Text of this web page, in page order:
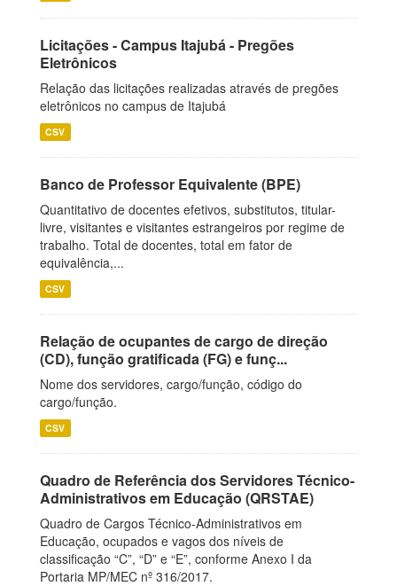
Licitações - Campus Itajubá - Pregões
Eletrônicos
Relação das licitações realizadas através de pregões
eletrônicos no campus de Itajubá
CSV
Banco de Professor Equivalente (BPE)
Quantitativo de docentes efetivos, substitutos, titular-
livre, visitantes e visitantes estrangeiros por regime de
trabalho. Total de docentes, total em fator de
equivalência,...
CSV
Relação de ocupantes de cargo de direção
(CD), função gratificada (FG) e funç...
Nome dos servidores, cargo/função, código do
cargo/função.
CSV
Quadro de Referência dos Servidores Técnico-
Administrativos em Educação (QRSTAE)
Quadro de Cargos Técnico-Administrativos em
Educação, ocupados e vagos dos níveis de
classificação “C”, “D” e “E”, conforme Anexo I da
Portaria MP/MEC nº 316/2017.